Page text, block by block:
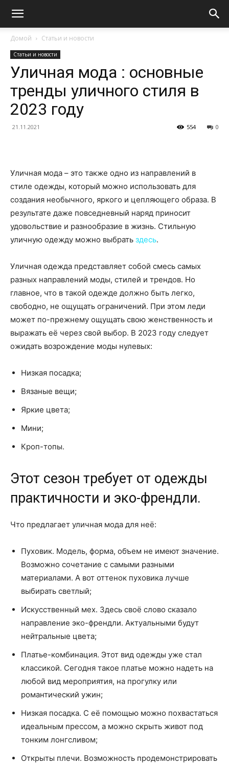
Домой Статьи и новости
Статьи и новости
Уличная мода : основные
тренды уличного стиля в
2023 году
21.11.2021 0
554
Уличная мода – это также одно из направлений в
стиле одежды, который можно использовать для
создания необычного, яркого и цепляющего образа. В
результате даже повседневный наряд приносит
удовольствие и разнообразие в жизнь. Стильную
уличную одежду можно выбрать здесь.
Уличная одежда представляет собой смесь самых
разных направлений моды, стилей и трендов. Но
главное, что в такой одежде должно быть легко,
свободно, не ощущать ограничений. При этом леди
может по-прежнему ощущать свою женственность и
выражать её через свой выбор. В 2023 году следует
ожидать возрождение моды нулевых:
Низкая посадка;
Вязаные вещи;
Яркие цвета;
Мини;
Кроп-топы.
Этот сезон требует от одежды
практичности и эко-френдли.
Что предлагает уличная мода для неё:
Пуховик. Модель, форма, объем не имеют значение.
Возможно сочетание с самыми разными
материалами. А вот оттенок пуховика лучше
выбирать светлый;
Искусственный мех. Здесь своё слово сказало
направление эко-френдли. Актуальными будут
нейтральные цвета;
Платье-комбинация. Этот вид одежды уже стал
классикой. Сегодня такое платье можно надеть на
любой вид мероприятия, на прогулку или
романтический ужин;
Низкая посадка. С её помощью можно похвастаться
идеальным прессом, а можно скрыть живот под
тонким лонгсливом;
Открыты плечи. Возможность продемонстрировать